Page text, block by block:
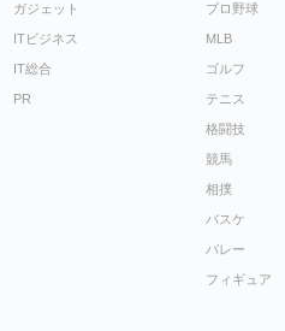
ガジェット
ITビジネス
IT総合
PR
プロ野球
MLB
ゴルフ
テニス
格闘技
競馬
相撲
バスケ
バレー
フィギュア